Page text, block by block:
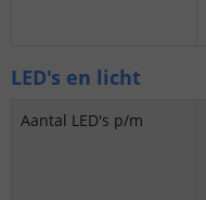
LED's en licht
Aantal LED's p/m